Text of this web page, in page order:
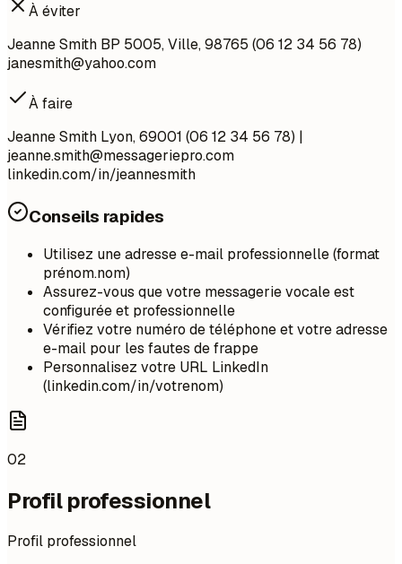
À éviter
Jeanne Smith BP 5005, Ville, 98765 (06 12 34 56 78)
janesmith@yahoo.com
À faire
Jeanne Smith Lyon, 69001 (06 12 34 56 78) |
jeanne.smith@messageriepro.com
linkedin.com/in/jeannesmith
Conseils rapides
Utilisez une adresse e-mail professionnelle (format
prénom.nom)
Assurez-vous que votre messagerie vocale est
configurée et professionnelle
Vérifiez votre numéro de téléphone et votre adresse
e-mail pour les fautes de frappe
Personnalisez votre URL LinkedIn
(linkedin.com/in/votrenom)
02
Profil professionnel
Profil professionnel